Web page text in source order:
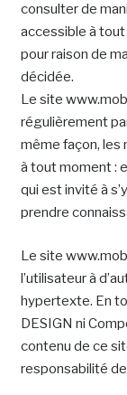
consulter de
accessible à
pour raison de
décidée.
Le site
régulièrement
même façon,
à tout moment :
qui est invité à
prendre
Le site
l’utilisateur à
hypertexte. En
DESIGN ni
contenu de ce
responsabilité